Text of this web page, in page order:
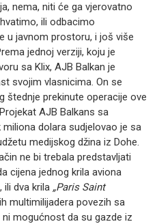
nema, niti će ga vjerovatno
ili odbacimo
u javnom prostoru, i još više
jednoj verziji, koju je
sa Klix, AJB Balkan je
svojim vlasnicima. On se
štednje prekinute operacije ove
AJB Balkans sa
dolara sudjelovao je sa
medijskog džina iz Dohe.
ne bi trebala predstavljati
cijena jednog krila aviona
ili dva krila „Paris Saint
multimilijadera povezih sa
ni mogućnost da su gazde iz